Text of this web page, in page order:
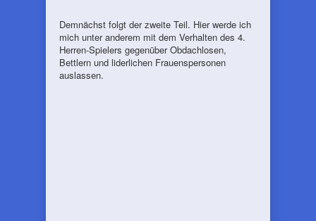
Demnächst folgt der zweite Teil. Hier werde ich
mich unter anderem mit dem Verhalten des 4.
Herren-Spielers gegenüber Obdachlosen,
Bettlern und liderlichen Frauenspersonen
auslassen.